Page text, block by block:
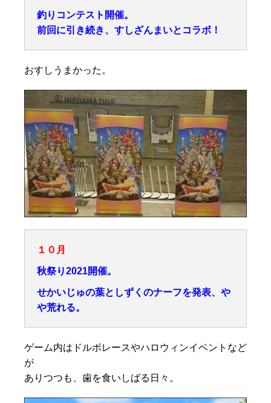
釣りコンテスト開催。
前回に引き続き、すしざんまいとコラボ！
おすしうまかった。
１０月
秋祭り2021開催。
せかいじゅの葉としずくのナーフを発表、や
や荒れる。
ゲーム内はドルボレースやハロウィンイベントなど
が
ありつつも、歯を食いしばる日々。